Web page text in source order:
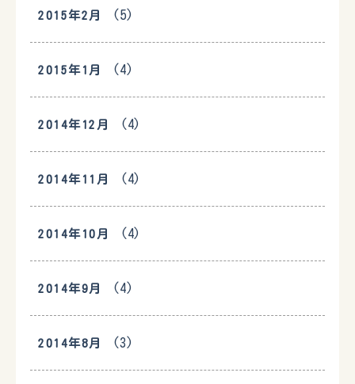
2015年2月 (5)
2015年1月 (4)
2014年12月 (4)
2014年11月 (4)
2014年10月 (4)
2014年9月 (4)
2014年8月 (3)